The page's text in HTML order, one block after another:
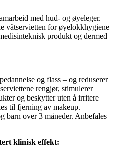
med hud- og øyeleger.
våtservietten for øyelokkhygiene
produkt og dermed
og flass – og reduserer
rengjør, stimulerer
og beskytter uten å irritere
til fjerning av makeup.
barn over 3 måneder. Anbefales
klinisk effekt: